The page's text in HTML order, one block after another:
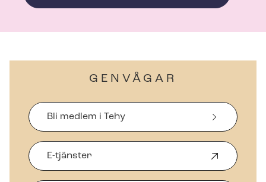
GENVÅGAR
Bli medlem i Tehy
E-tjänster
p